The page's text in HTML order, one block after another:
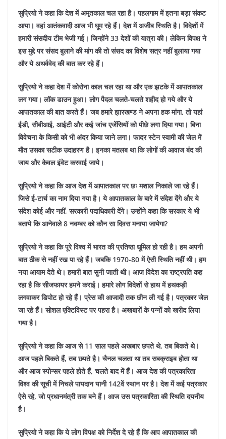
सुप्रियो ने कहा कि देश में अमृतकाल चल रहा है। पहलगाम में इतना बड़ा संकट
आया। वहां आतंकवादी आज भी घूम रहे हैं। देश में अजीब स्थिति है। विदेशों में
हमारी संसदीय टीम भेजी गई। जिन्होंने 33 देशों की यात्रा की। लेकिन विपक्ष ने
इस मुद्दे पर संसद बुलाने की मांग की तो संसद का विशेष सत्र नहीं बुलाया गया
और ये अथर्ववेद की बात कर रहे हैं।
सुप्रियो ने कहा देश में कोरोना काल चल रहा था और एक झटके में आपातकाल
लग गया। लॉक डाउन हुआ। लोग पैदल चलते-चलते शहीद हो गये और ये
आपातकाल की बात करते हैं। जब हमारे झारखण्ड ने अपना हक मांगा, तो यहां
ईडी, सीबीआई, आईटी और कई जांच एजेंसियों को पीछे लगा दिया गया। बिना
विवेचना के किसी को भी अंदर किया जाने लगा। फादर स्टेन स्वामी की जेल में
मौत उसका सटीक उदाहरण है। इनका मतलब था कि लोगों की आवाज बंद की
जाय और केवल इंवेट करवाई जाये।
सुप्रियो ने कहा कि आज देश में आपातकाल पर छः मशाल निकाले जा रहे हैं।
जिसे ई-टार्च का नाम दिया गया है। ये आपातकाल के बारे में संदेश देंगे और ये
संदेश कोई और नहीं, सरकारी पदाधिकारी देंगे। उन्होंने कहा कि सरकार ये भी
बताये कि आनेवाले 8 नवम्बर को कौन सा दिवस मनाया जायेगा?
सुप्रियो ने कहा कि पूरे विश्व में भारत की प्रतिष्ठा धूमिल हो रही है। हम अपनी
बात ठीक से नहीं रख पा रहे हैं। जबकि 1970-80 में ऐसी स्थिति नहीं थी। हम
नया आयाम देते थे। हमारी बात सुनी जाती थी। आज विदेश का राष्ट्रपति कह
रहा है कि सीजफायर हमने कराई। हमारे लोग विदेशों से हाथ में हथकड़ी
लगवाकर डिपोट हो रहे हैं। प्रेस की आजादी तक छीन ली गई है। पत्रकार जेल
जा रहे हैं। सोशल एक्टिविस्ट पर पहरा है। अखबारों के पन्नों को खरीद लिया
गया है।
सुप्रियो ने कहा कि आज से 11 साल पहले अखबार छपते थे, तब बिकते थे।
आज पहले बिकते हैं, तब छपते है। चैनल चलता था तब सबक्राइब होता था
और आज स्पोन्सर पहले होते हैं, चलते बाद में हैं। आज देश की पत्रकारिता
विश्व की सूची में निचले पायदान यानी 142वें स्थान पर है। देश में कई पत्रकार
ऐसे रहे, जो प्रधानमंत्री तक बने हैं। आज उस पत्रकारिता की स्थिति दयनीय
है।
सुप्रियो ने कहा कि ये लोग विपक्ष को निर्देश दे रहे हैं कि आप आपातकाल की